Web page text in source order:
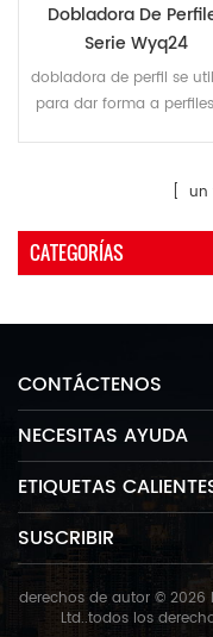
Dobladora De
Serie Wyq24
dobladora de perfil se
para dar forma a
hierro angular, acero i,
rectangulares, tubos
redondos y más.
[ un
CATEGORÍAS
CONTÁCTENOS
NECESITAS AYUDA
ETIQUETAS
SUSCRIBIR
derechos de autor © 2026
Ltd..todos los